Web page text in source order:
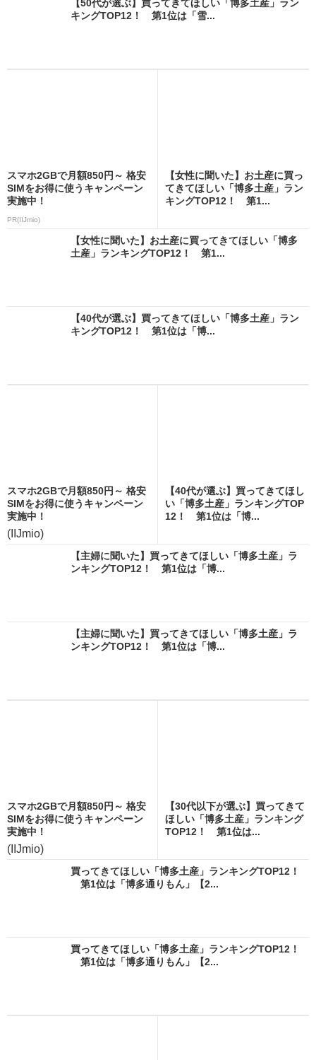
【50代が選ぶ】買ってきてほしい「博多土産」ラン
キングTOP12！ 第1位は「雪...
スマホ2GBで月額850円～ 格安
SIMをお得に使うキャンペーン
実施中！
PR(IIJmio)
【女性に聞いた】お土産に買っ
てきてほしい「博多土産」ラン
キングTOP12！ 第1...
【女性に聞いた】お土産に買ってきてほしい「博多
土産」ランキングTOP12！ 第1...
【40代が選ぶ】買ってきてほしい「博多土産」ラン
キングTOP12！ 第1位は「博...
スマホ2GBで月額850円～ 格安
SIMをお得に使うキャンペーン
実施中！
(IIJmio)
【40代が選ぶ】買ってきてほし
い「博多土産」ランキングTOP
12！ 第1位は「博...
【主婦に聞いた】買ってきてほしい「博多土産」ラ
ンキングTOP12！ 第1位は「博...
【主婦に聞いた】買ってきてほしい「博多土産」ラ
ンキングTOP12！ 第1位は「博...
スマホ2GBで月額850円～ 格安
SIMをお得に使うキャンペーン
実施中！
(IIJmio)
【30代以下が選ぶ】買ってきて
ほしい「博多土産」ランキング
TOP12！ 第1位は...
買ってきてほしい「博多土産」ランキングTOP12！
第1位は「博多通りもん」【2...
買ってきてほしい「博多土産」ランキングTOP12！
第1位は「博多通りもん」【2...